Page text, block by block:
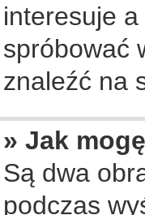
interesuje
spróbować
znaleźć na
» Jak
Są dwa
podczas